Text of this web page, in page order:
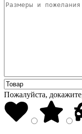
Пожалуйста,